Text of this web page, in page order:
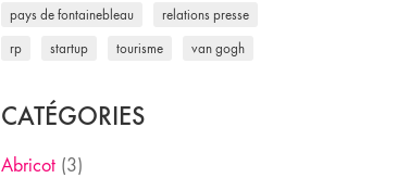
pays de fontainebleau relations presse
rp startup tourisme van gogh
CATÉGORIES
Abricot(3)